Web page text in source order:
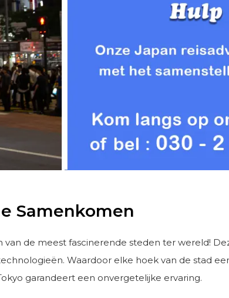
Samenkomen
van de meest fascinerende steden ter wereld!
Waardoor elke hoek van de stad
garandeert een onvergetelijke ervaring.